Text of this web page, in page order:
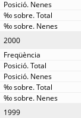
2000
1999